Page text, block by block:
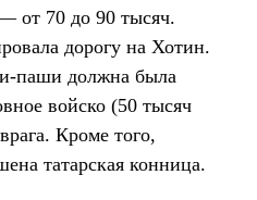
от 70 до 90 тысяч.
дорогу на Хотин.
паши должна была
войско (50 тысяч
Кроме того,
татарская конница.